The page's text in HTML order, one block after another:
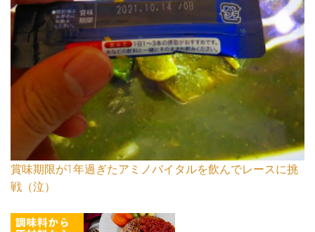
賞味期限が1年過ぎたアミノバイタルを飲んでレースに挑
戦（泣）